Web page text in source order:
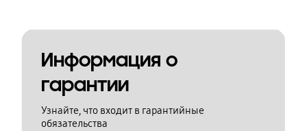
Информация о
гарантии
Узнайте, что входит в гарантийные
обязательства